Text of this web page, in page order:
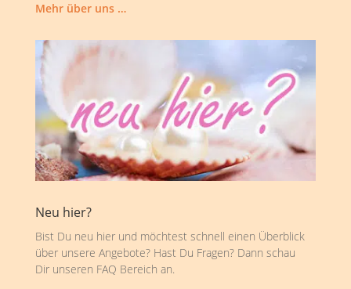
Mehr über uns …
Neu hier?
Bist Du neu hier und möchtest schnell einen Überblick
über unsere Angebote? Hast Du Fragen? Dann schau
Dir unseren FAQ Bereich an.